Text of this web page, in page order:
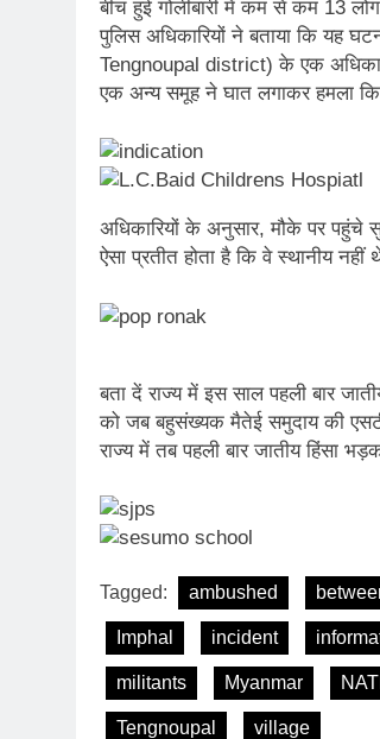
बीच हुई गोलीबारी में कम से कम 13
पुलिस अधिकारियों ने बताया कि यह
Tengnoupal district) के एक
एक अन्य समूह ने घात लगाकर हमला
अधिकारियों के अनुसार, मौके पर पहुंचे
ऐसा प्रतीत होता है कि वे स्थानीय
बता दें राज्य में इस साल पहली बार
को जब बहुसंख्यक मैतेई समुदाय की एसटी
राज्य में तब पहली बार जातीय हिंसा
Tagged: ambushed
Imphal incident
militants Myanmar
Tengnoupal village